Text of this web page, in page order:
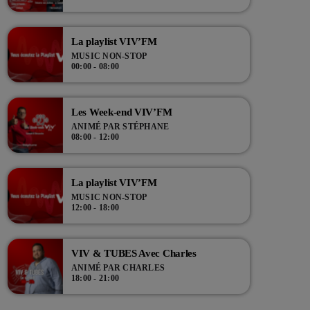
actualités rock dans cette émission hebdo de pure
La playlist VIV’FM
MUSIC NON-STOP
00:00 - 08:00
Les Week-end VIV’FM
ANIMÉ PAR STÉPHANE
08:00 - 12:00
La playlist VIV’FM
MUSIC NON-STOP
12:00 - 18:00
VIV & TUBES Avec Charles
ANIMÉ PAR CHARLES
18:00 - 21:00